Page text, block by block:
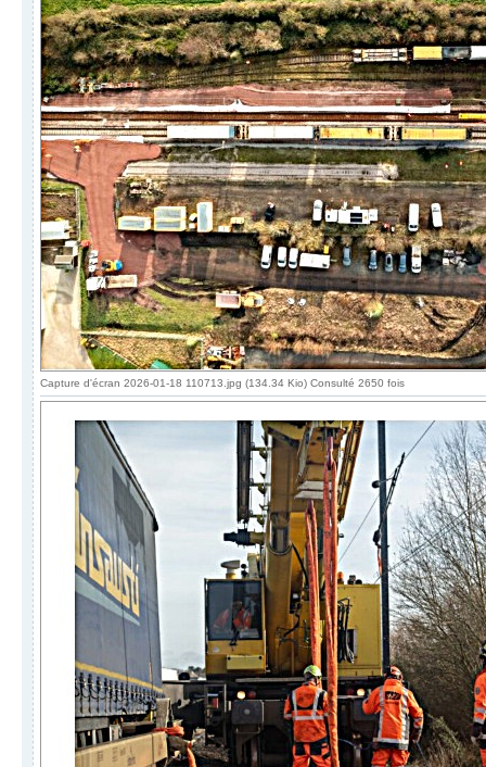
Capture d'écran 2026-01-18 110713.jpg (134.34 Kio) Consulté 2650 fois